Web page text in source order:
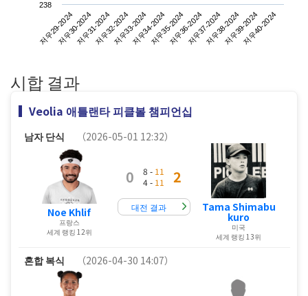
저우29-2024
저우30-2024저우31-2024저우32-2024저우33-2024저우34-2024저우35-2024저우36-2024저우37-2024저우38-2024저우39-2024저우40-2024
238
시합 결과
Veolia 애틀랜타 피클볼 챔피언십
남자 단식 （2026-05-01 12:32）
Noe Khlif
프랑스
세계 랭킹 12위
0 8 - 11
4 - 11 2
대전 결과 Tama Shimabu
kuro
미국
세계 랭킹 13위
혼합 복식 （2026-04-30 14:07）